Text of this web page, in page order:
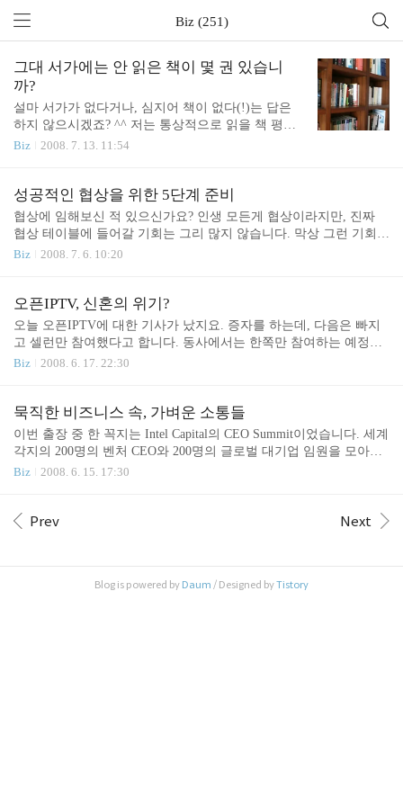
Biz (251)
그대 서가에는 안 읽은 책이 몇 권 있습니
까?
설마 서가가 없다거나, 심지어 책이 없다(!)는 답은
하지 않으시겠죠? ^^ 저는 통상적으로 읽을 책 평균
재고가 3권 수준이었는데, 요즘에는 10권까지 늘렸
문을 넣기 때문입니다. 단순한 비용 증가 이상의 큰
의미가 있습니다. 바로 효과적인 독서입니다. 1. 문제
해결형 독서 (Problem Solving Reading) 가장 효용이
큰 부분입니다. 제 경험치로는, 2개월 정도의 주문 (1
0~15권)이면, 제 관심영역을 충분히 포괄합니다. 이
에 가장 맞는 책을 골라 읽게 됩니다. 책을 읽는 정도
를 넘어, 책과 대화하면서 제 삶의 문제를 풉니다.
물..
Biz 2008. 7. 13. 11:54
성공적인 협상을 위한 5단계 준비
협상에 임해보신 적 있으신가요? 인생 모든게 협상이라지만, 진짜
협상 테이블에 들어갈 기회는 그리 많지 않습니다. 막상 그런 기회가
주어지면 또 황당합니다. 시간은 없는데 이슈는 뒤죽박죽이고, 어디
등 과거 제 포스팅을 참조하면 도움이 되리라 생각합니다. 이번 포스
팅에서는 실제 상황에서 바로 응용 가능한 협상 준비 과정을 정리해
보았습니다. 전체 내용은 '돌부처의 심장을 뛰게 하라'에 나온 프레
nterests) 양자의 이해관계를 정확히 알아야 합니다. 말하여지는 요구
Biz 2008. 7. 6. 10:20
오픈IPTV, 신혼의 위기?
오늘 오픈IPTV에 대한 기사가 났지요. 증자를 하는데, 다음은 빠지
고 셀런만 참여했다고 합니다. 동사에서는 한쪽만 참여하는 예정된
수순이었으며, 양사간 문제가 있는 듯한 확대해석은 경계한다고 전
어렵습니다. 실제로 다음은 open IPTV 사업에 암운이 드리워졌다고
판단할 가능성이 높습니다. 곧 공표될 'IPTV 시행령'에서 KT로 대표
되는 통신업계가 완승했기 때문이지요. 망 측면에서 필수설비의 지
니다. 반면, 프로그램 공급 측면에서는 방송측에서 주도권을 내줄 공
Biz 2008. 6. 17. 22:30
묵직한 비즈니스 속, 가벼운 소통들
이번 출장 중 한 꼭지는 Intel Capital의 CEO Summit이었습니다. 세계
각지의 200명의 벤처 CEO와 200명의 글로벌 대기업 임원을 모아놓
고, 비즈니스 기회를 창출하고 네트워킹까지 도모하는 자리였습니
상(small world)이 통탄스러웠습니다. 또한, 창의성과 생산성으로 세
의 실력도 만만치 않았지요. 일과 관련 없는 몇 가지 주변적 상황 중
Biz 2008. 6. 15. 17:30
Prev Next
Blog is powered by Daum / Designed byTistory